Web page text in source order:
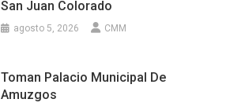
San Juan Colorado
agosto 5, 2026 CMM
Toman Palacio Municipal De
Amuzgos